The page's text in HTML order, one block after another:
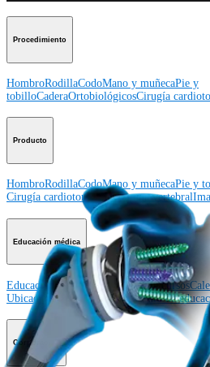
Procedimiento
HombroRodillaCodoMano y muñecaPie y
tobilloCaderaOrtobiológicosCirugía
Producto
HombroRodillaCodoMano y muñecaPie y
Cirugía cardiotorácicaColumna vertebral
Educación médica
Educación médica Descripción de cursos
Ubicaciones
Nuestro departamento de
Corporación